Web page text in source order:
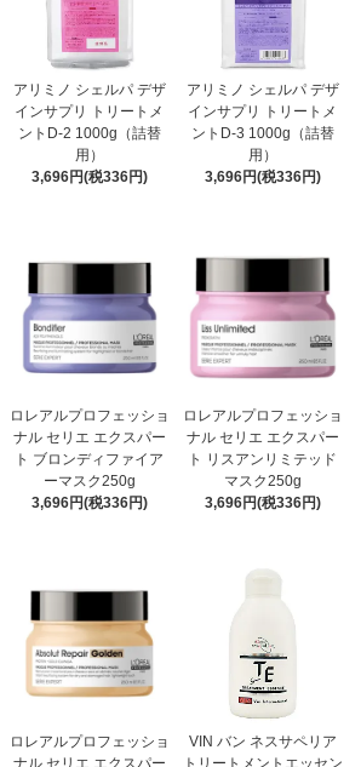
アリミノ シェルパ デザ
インサプリ トリートメ
ントD-2 1000g（詰替
用）
3,696円(税336円)
アリミノ シェルパ デザ
インサプリ トリートメ
ントD-3 1000g（詰替
用）
3,696円(税336円)
ロレアルプロフェッショ
ナル セリエ エクスパー
ト ブロンディファイア
ーマスク250g
3,696円(税336円)
ロレアルプロフェッショ
ナル セリエ エクスパー
ト リスアンリミテッド
マスク250g
3,696円(税336円)
ロレアルプロフェッショ
ナル セリエ エクスパー
VIN バン ネスサペリア
トリートメントエッセン